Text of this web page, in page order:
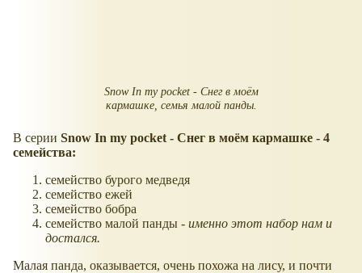
Snow In my poсket - Снег в моём
кармашке, семья малой панды.
В серии Snow In my poсket - Снег в моём кармашке - 4
семейства:
семейство бурого медведя
семейство ежей
семейство бобра
семейство малой панды - именно этот набор нам и
достался.
Малая панда, оказывается, очень похожа на лису, и почти